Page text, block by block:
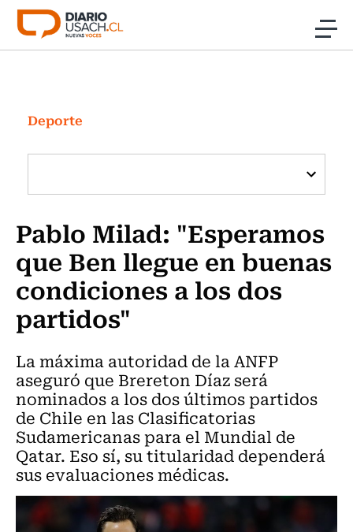
Click acá para ir directamente al contenido
Investigación
Cultura
Programas Radio y TV Usach
Deporte
Pablo Milad: "Esperamos
que Ben llegue en buenas
condiciones a los dos
partidos"
La máxima autoridad de la ANFP
aseguró que Brereton Díaz será
nominados a los dos últimos partidos
de Chile en las Clasificatorias
Sudamericanas para el Mundial de
Qatar. Eso sí, su titularidad dependerá
sus evaluaciones médicas.